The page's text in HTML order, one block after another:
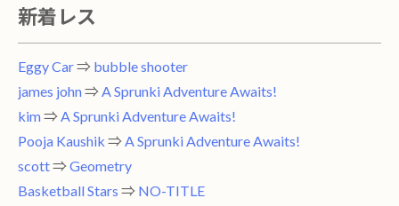
新着レス
Eggy Car⇒ bubble shooter
james john⇒ A Sprunki Adventure Awaits!
kim⇒ A Sprunki Adventure Awaits!
Pooja Kaushik ⇒ A Sprunki Adventure Awaits!
scott⇒ Geometry
Basketball Stars ⇒ NO-TITLE